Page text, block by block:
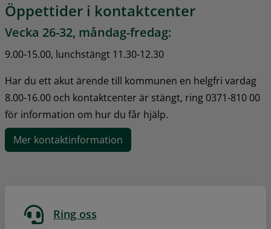
Öppettider i kontaktcenter
Vecka 26-32, måndag-fredag:
9.00-15.00, lunchstängt 11.30-12.30
Har du ett akut ärende till kommunen en helgfri vardag
8.00-16.00 och kontaktcenter är stängt, ring 0371-810 00
för information om hur du får hjälp.
Mer kontaktinformation
Ring oss